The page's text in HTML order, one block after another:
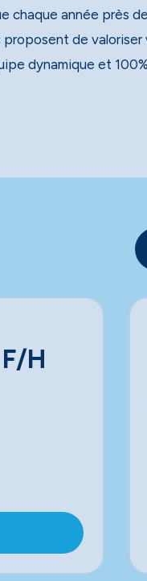
chaque année près
de
dynamique et
H